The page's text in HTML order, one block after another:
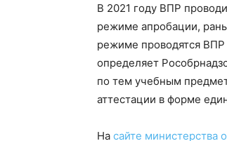
В 2021 году ВПР
режиме апробации,
режиме проводятся
определяет
по тем учебным
аттестации в форме
На сайте министерства